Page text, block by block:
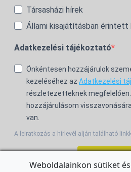
Társasházi hírek
Állami kisajátításban érintett
Adatkezelési tájékoztató
Önkéntesen hozzájárulok
kezeléséhez az Adatkezelési
részletezetteknek
hozzájárulásom
van.
A leiratkozás a hírlevél alján található
Weboldalainkon sütiket